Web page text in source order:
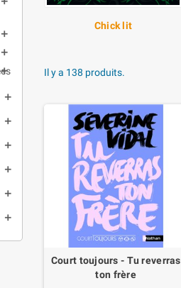
add
add
add
add
add
add
add
add
add
Chick lit
Il y a 138 produits.
Court toujours - Tu reverras
ton frère